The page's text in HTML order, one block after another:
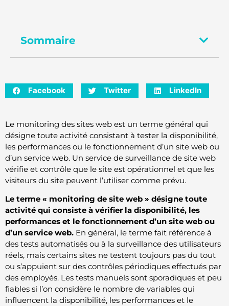
Sommaire
Facebook Twitter LinkedIn
Le monitoring des sites web est un terme général qui
désigne toute activité consistant à tester la disponibilité,
les performances ou le fonctionnement d’un site web ou
d’un service web. Un service de surveillance de site web
vérifie et contrôle que le site est opérationnel et que les
visiteurs du site peuvent l’utiliser comme prévu.
Le terme « monitoring de site web » désigne toute
activité qui consiste à vérifier la disponibilité, les
performances et le fonctionnement d’un site web ou
d’un service web. En général, le terme fait référence à
des tests automatisés ou à la surveillance des utilisateurs
réels, mais certains sites ne testent toujours pas du tout
ou s’appuient sur des contrôles périodiques effectués par
des employés. Les tests manuels sont sporadiques et peu
fiables si l’on considère le nombre de variables qui
influencent la disponibilité, les performances et le